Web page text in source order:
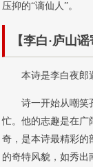
压抑的“谪仙人”。
【李白·庐山
本诗是李白夜郎
诗一开始从嘲笑
忙。他的志趣是在广
奇，是本诗最精彩的
的奇特风貌，如秀出